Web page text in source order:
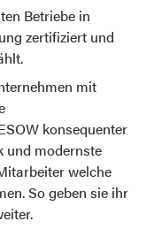
Betriebe in
zertifiziert und
mit
konsequenter
und modernste
welche
So geben sie ihr